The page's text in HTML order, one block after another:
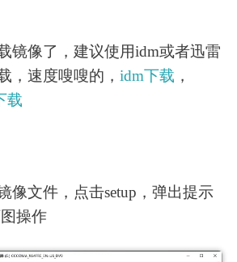
镜像了，建议使用idm或者迅雷
，速度嗖嗖的， idm下载 ，
载
像文件，点击setup，弹出提示
操作